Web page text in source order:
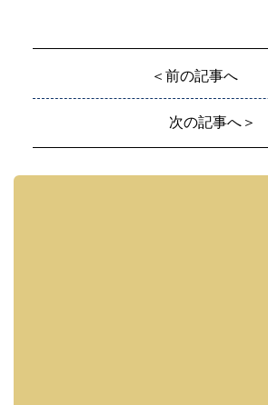
＜前の記事へ
次の記事へ＞